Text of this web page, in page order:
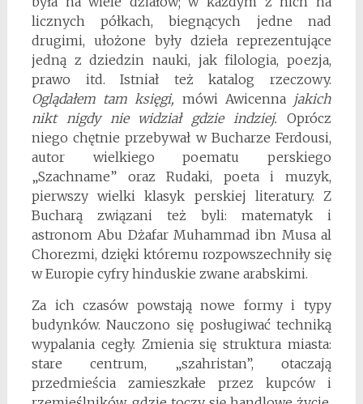
licznych półkach, biegnących jedne nad
drugimi, ułożone były dzieła reprezentujące
jedną z dziedzin nauki, jak filologia, poezja,
prawo itd. Istniał też katalog rzeczowy.
Oglądałem tam księgi, mówi Awicennajakich
nikt nigdy nie widział gdzie indziej.Oprócz
niego chętnie przebywał w Bucharze Ferdousi,
autor wielkiego poematu perskiego
„Szachname” oraz Rudaki, poeta i muzyk,
pierwszy wielki klasyk perskiej literatury. Z
Bucharą związani też byli: matematyk i
astronom Abu Dżafar Muhammad ibn Musa al
Chorezmi, dzięki któremu rozpowszechniły się
w Europie cyfry hinduskie zwane arabskimi.
Za ich czasów powstają nowe formy i typy
budynków. Nauczono się posługiwać techniką
wypalania cegły. Zmienia się struktura miasta:
stare centrum, „szahristan”, otaczają
przedmieścia zamieszkałe przez kupców i